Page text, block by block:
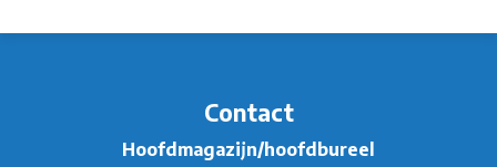
Contact
Hoofdmagazijn/hoofdbureel